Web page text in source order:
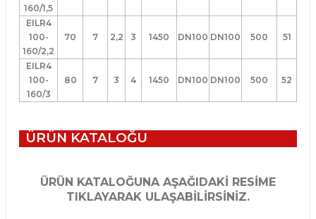
160/1,5
EILR4
100-
160/2,2
70 7 2,2 3 1450 DN100 DN100 500 51
EILR4
100-
160/3
80 7 3 4 1450 DN100 DN100 500 52
ÜRÜN KATALOĞU
ÜRÜN KATALOĞUNA AŞAĞIDAKİ RESİME
TIKLAYARAK ULAŞABİLİRSİNİZ.